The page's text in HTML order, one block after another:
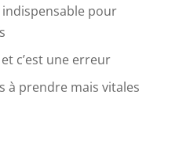
indispensable pour
c’est une erreur
à prendre mais vitales